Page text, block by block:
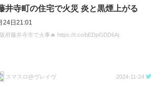
井寺町の住宅で火災 炎と黒煙上がる
24日21:01
府藤井寺市で火事🔥 https://t.co/bEDpGDD6Aj
スマスロ@ヴレイヴ 2024-11-24